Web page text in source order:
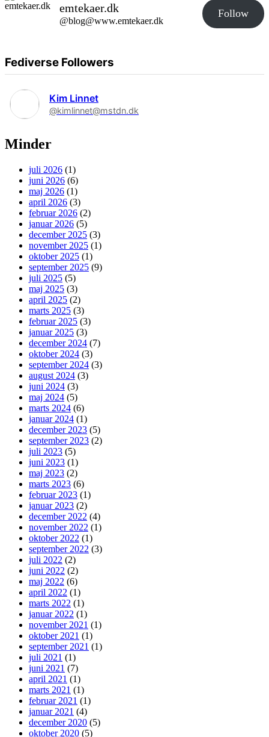
emtekaer.dk
@blog@www.emtekaer.dk
Follow
Fediverse Followers
Kim Linnet
@kimlinnet@mstdn.dk
Minder
juli 2026 (1)
juni 2026 (6)
maj 2026 (1)
april 2026 (3)
februar 2026 (2)
januar 2026 (5)
december 2025 (3)
november 2025 (1)
oktober 2025 (1)
september 2025 (9)
juli 2025 (5)
maj 2025 (3)
april 2025 (2)
marts 2025 (3)
februar 2025 (3)
januar 2025 (3)
december 2024 (7)
oktober 2024 (3)
september 2024 (3)
august 2024 (3)
juni 2024 (3)
maj 2024 (5)
marts 2024 (6)
januar 2024 (1)
december 2023 (5)
september 2023 (2)
juli 2023 (5)
juni 2023 (1)
maj 2023 (2)
marts 2023 (6)
februar 2023 (1)
januar 2023 (2)
december 2022 (4)
november 2022 (1)
oktober 2022 (1)
september 2022 (3)
juli 2022 (2)
juni 2022 (2)
maj 2022 (6)
april 2022 (1)
marts 2022 (1)
januar 2022 (1)
november 2021 (1)
oktober 2021 (1)
september 2021 (1)
juli 2021 (1)
juni 2021 (7)
april 2021 (1)
marts 2021 (1)
februar 2021 (1)
januar 2021 (4)
december 2020 (5)
oktober 2020 (5)